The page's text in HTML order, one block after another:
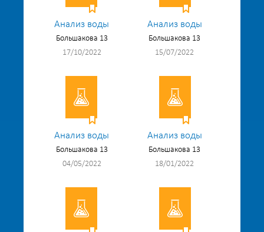
Анализ воды
Большакова 13
17/10/2022
Анализ воды
Большакова 13
15/07/2022
Анализ воды
Большакова 13
04/05/2022
Анализ воды
Большакова 13
18/01/2022